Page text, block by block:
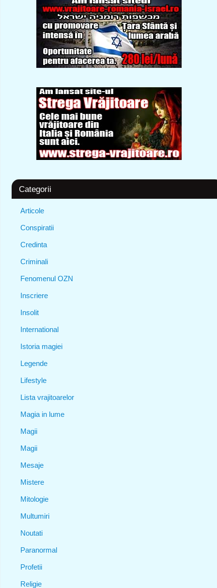
Categorii
Articole
Conspiratii
Credinta
Criminali
Fenomenul OZN
Inscriere
Insolit
International
Istoria magiei
Legende
Lifestyle
Lista vrajitoarelor
Magia in lume
Magii
Magii
Mesaje
Mistere
Mitologie
Multumiri
Noutati
Paranormal
Profetii
Religie